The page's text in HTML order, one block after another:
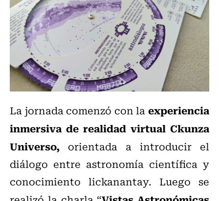
La jornada comenzó con laexperiencia
inmersiva de realidad virtual Ckunza
Universo, orientada a introducir el
diálogo entre astronomía científica y
conocimiento lickanantay. Luego se